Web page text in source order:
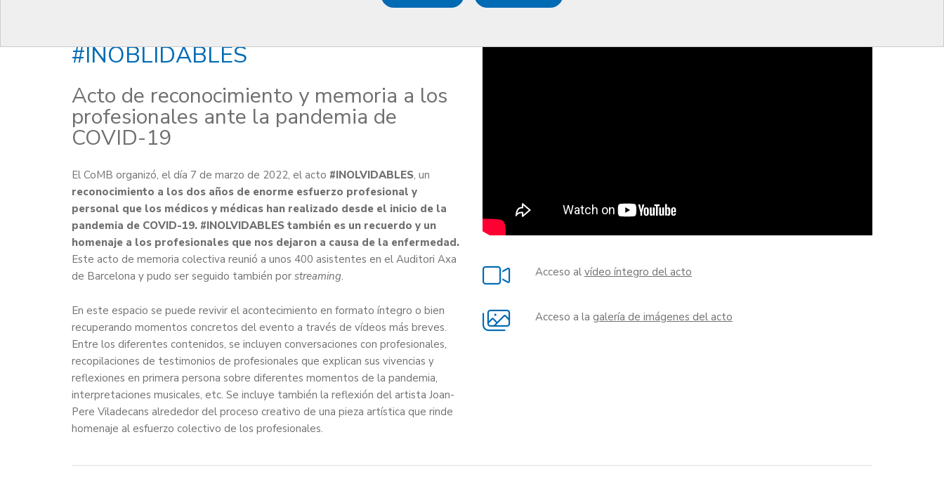
#INOBLIDABLES
Acto de reconocimiento y memoria a los
profesionales ante la pandemia de
COVID-19
El CoMB organizó, el día 7 de marzo de 2022, el acto #INOLVIDABLES, un
reconocimiento a los dos años de enorme esfuerzo profesional y
personal que los médicos y médicas han realizado desde el inicio de la
pandemia de COVID-19. #INOLVIDABLES también es un recuerdo y un
homenaje a los profesionales que nos dejaron a causa de la enfermedad.
Este acto de memoria colectiva reunió a unos 400 asistentes en el Auditori Axa
de Barcelona y pudo ser seguido también por streaming.
En este espacio se puede revivir el acontecimiento en formato íntegro o bien
recuperando momentos concretos del evento a través de vídeos más breves.
Entre los diferentes contenidos, se incluyen conversaciones con profesionales,
recopilaciones de testimonios de profesionales que explican sus vivencias y
reflexiones en primera persona sobre diferentes momentos de la pandemia,
interpretaciones musicales, etc. Se incluye también la reflexión del artista Joan-
Pere Viladecans alrededor del proceso creativo de una pieza artística que rinde
homenaje al esfuerzo colectivo de los profesionales.
Acceso al vídeo íntegro del acto
Acceso a la galería de imágenes del acto